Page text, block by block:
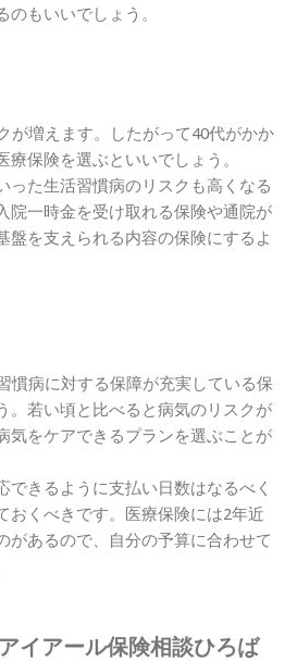
もいいでしょう。
が増えます。したがって40代がかか
療保険を選ぶといいでしょう。
った生活習慣病のリスクも高くなる
院一時金を受け取れる保険や通院が
盤を支えられる内容の保険にするよ
慣病に対する保障が充実している保
。若い頃と比べると病気のリスクが
気をケアできるプランを選ぶことが
できるように支払い日数はなるべく
おくべきです。医療保険には2年近
があるので、自分の予算に合わせて
イアール保険相談ひろば